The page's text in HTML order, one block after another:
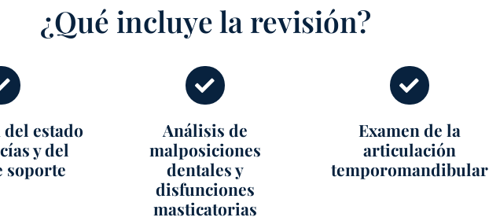
¿Qué incluye la revisión?
estado
y del
soporte
Análisis de
malposiciones
dentales y
disfunciones
masticatorias
Examen de la
articulación
temporomandibular